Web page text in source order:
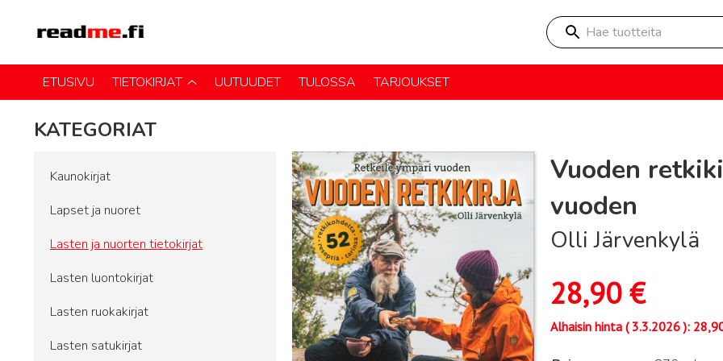
Hae tuotteita
ETUSIVU TIETOKIRJAT UUTUUDET TULOSSA TARJOUKSET
KATEGORIAT
Kaunokirjat
Lapset ja nuoret
Lasten ja nuorten tietokirjat
Lasten luontokirjat
Lasten ruokakirjat
Lasten satukirjat
Vuoden
vuoden
Olli Järvenkylä
28,90€
Alhaisin hinta (3.3.2026):